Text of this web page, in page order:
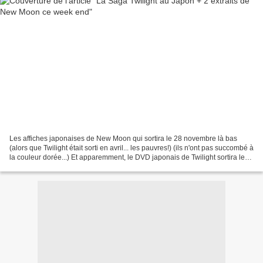
Les affiches japonaises de New Moon qui sortira le 28 novembre là bas
(alors que Twilight était sorti en avril... les pauvres!) (ils n'ont pas succombé à
la couleur dorée...) Et apparemment, le DVD japonais de Twilight sortira le